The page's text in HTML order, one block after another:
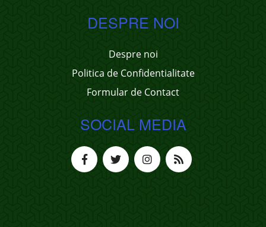
DESPRE NOI
Despre noi
Politica de Confidentialitate
Formular de Contact
SOCIAL MEDIA